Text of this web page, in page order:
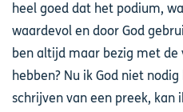
heel goed dat het podium,
waardevol en door God
ben altijd maar bezig met
hebben? Nu ik God niet
schrijven van een preek, kan